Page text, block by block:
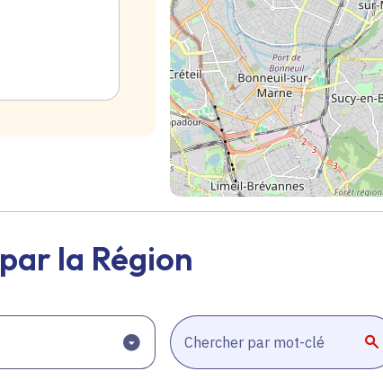
la Région
Chercher par mot-clé